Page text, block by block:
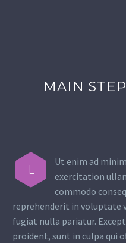
MAIN
L
Ut enim ad
exercitation
commodo
reprehenderit in voluptate
fugiat nulla pariatur.
proident, sunt in culpa qui